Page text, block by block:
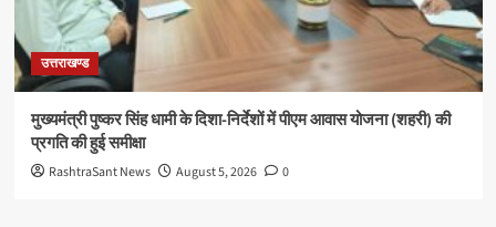
उत्तराखण्ड
मुख्यमंत्री पुष्कर सिंह धामी के दिशा-निर्देशों में पीएम आवास योजना (शहरी) की
प्रगति की हुई समीक्षा
RashtraSant News August 5, 2026 0